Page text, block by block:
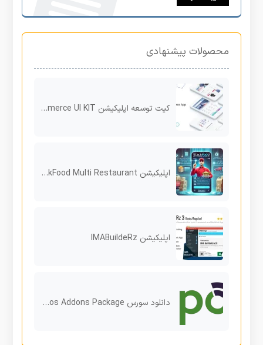
محصولات پیشنهادی
کیت توسعه اپلیکیشن Flutter E-Commerce UI KIT
اپلیکیشن StackFood Multi Restaurant راهکاری جامع برای مدیریت سفارشات و تحویل غذا
اپلیکیشن IMABuildeRz
دانلود سورس FiPos Addons Package